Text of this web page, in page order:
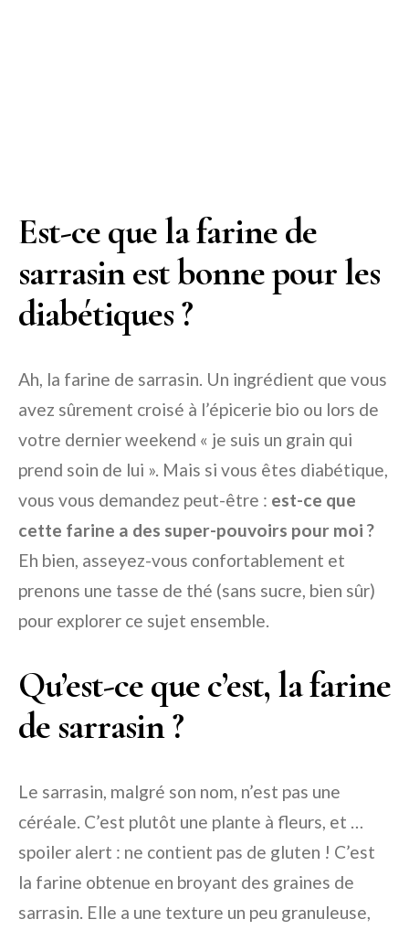
Est-ce que la farine de
sarrasin est bonne pour les
diabétiques ?
Ah, la farine de sarrasin. Un ingrédient que vous
avez sûrement croisé à l’épicerie bio ou lors de
votre dernier weekend « je suis un grain qui
prend soin de lui ». Mais si vous êtes diabétique,
vous vous demandez peut-être : est-ce que
cette farine a des super-pouvoirs pour moi ?
Eh bien, asseyez-vous confortablement et
prenons une tasse de thé (sans sucre, bien sûr)
pour explorer ce sujet ensemble.
Qu’est-ce que c’est, la farine
de sarrasin ?
Le sarrasin, malgré son nom, n’est pas une
céréale. C’est plutôt une plante à fleurs, et …
spoiler alert : ne contient pas de gluten ! C’est
la farine obtenue en broyant des graines de
sarrasin. Elle a une texture un peu granuleuse,